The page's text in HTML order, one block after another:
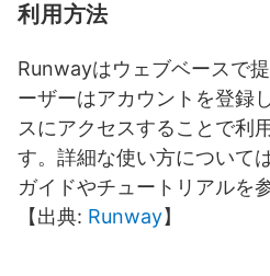
利用方法
Runwayはウェブベースで
ーザーはアカウントを登録
スにアクセスすることで利
す。詳細な使い方について
ガイドやチュートリアルを
【出典: Runway】